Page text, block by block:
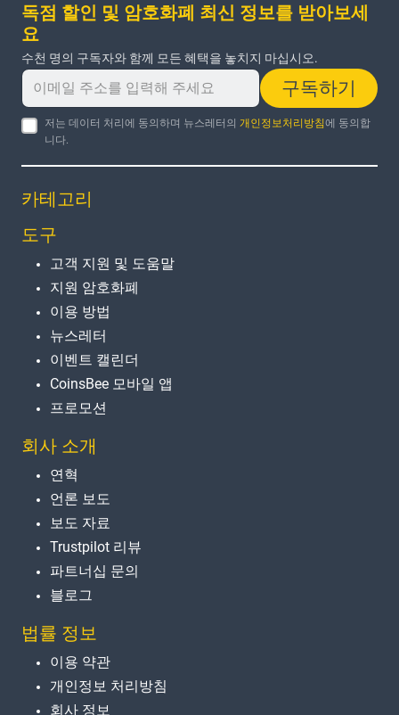
독점 할인 및 암호화폐 최신 정보를 받아보세
요
수천 명의 구독자와 함께 모든 혜택을 놓치지 마십시오.
구독하기
저는 데이터 처리에 동의하며 뉴스레터의 개인정보처리방침에 동의합
니다.
카테고리
도구
고객 지원 및 도움말
지원 암호화폐
이용 방법
뉴스레터
이벤트 캘린더
CoinsBee 모바일 앱
프로모션
회사 소개
연혁
언론 보도
보도 자료
Trustpilot 리뷰
파트너십 문의
블로그
법률 정보
이용 약관
개인정보 처리방침
회사 정보